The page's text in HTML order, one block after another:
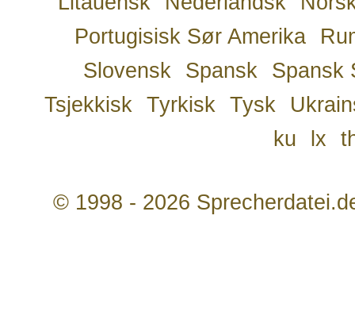
Portugisisk Sør Amerika
Slovensk
Spansk
Spansk
Tsjekkisk
Tyrkisk Tysk
ku
lx
© 1998 - 2026